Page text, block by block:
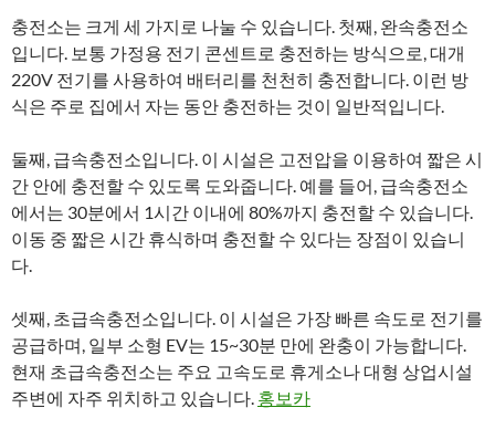
충전소는 크게 세 가지로 나눌 수 있습니다. 첫째, 완속충전소
입니다. 보통 가정용 전기 콘센트로 충전하는 방식으로, 대개
220V 전기를 사용하여 배터리를 천천히 충전합니다. 이런 방
식은 주로 집에서 자는 동안 충전하는 것이 일반적입니다.
둘째, 급속충전소입니다. 이 시설은 고전압을 이용하여 짧은 시
간 안에 충전할 수 있도록 도와줍니다. 예를 들어, 급속충전소
에서는 30분에서 1시간 이내에 80%까지 충전할 수 있습니다.
이동 중 짧은 시간 휴식하며 충전할 수 있다는 장점이 있습니
다.
셋째, 초급속충전소입니다. 이 시설은 가장 빠른 속도로 전기를
공급하며, 일부 소형 EV는 15~30분 만에 완충이 가능합니다.
현재 초급속충전소는 주요 고속도로 휴게소나 대형 상업시설
주변에 자주 위치하고 있습니다. 홍보카